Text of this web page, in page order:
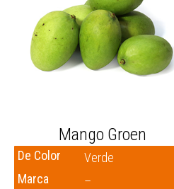
Mango Groen
De Color
Verde
Marca
–